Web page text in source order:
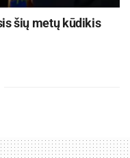
šių metų kūdikis